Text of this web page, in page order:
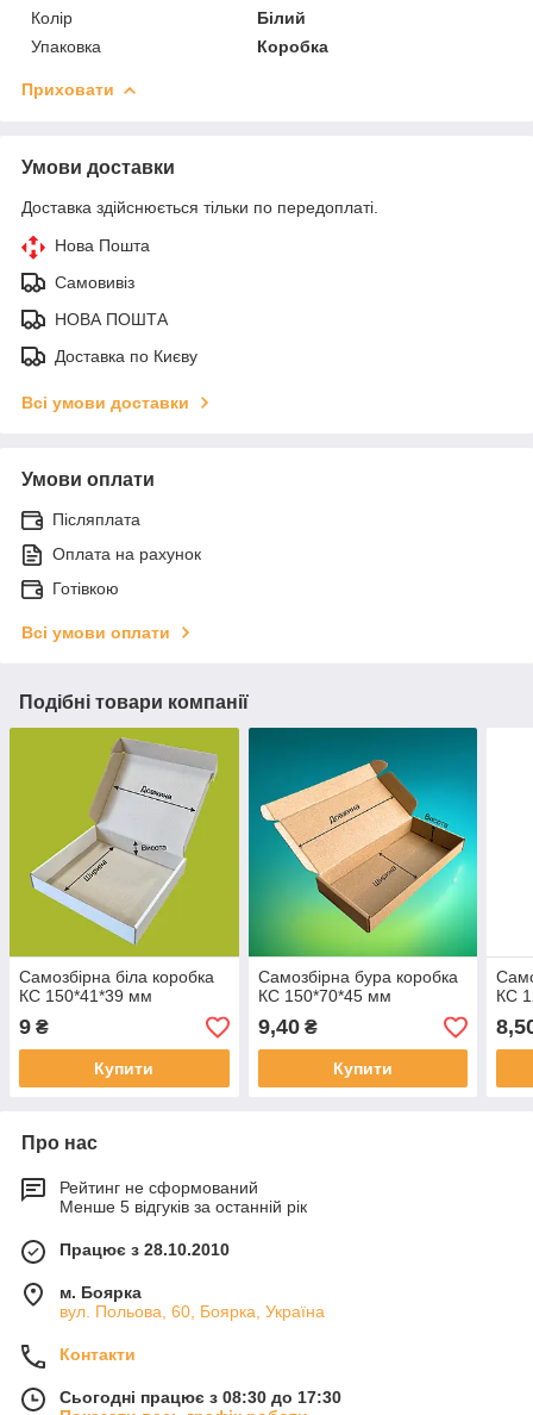
Колір
Білий
Упаковка
Коробка
Приховати
Умови доставки
Доставка здійснюється тільки по передоплаті.
Нова Пошта
Самовивіз
НОВА ПОШТА
Доставка по Києву
Всі умови доставки
Умови оплати
Післяплата
Оплата на рахунок
Готівкою
Всі умови оплати
Подібні товари компанії
Самозбірна біла коробка
КС 150*41*39 мм
9 ₴
Купити
Самозбірна бура коробка
КС 150*70*45 мм
9,40₴
Купити
КС
Про нас
Рейтинг не сформований
Менше 5 відгуків за останній рік
Працює з 28.10.2010
м. Боярка
вул. Польова, 60, Боярка, Україна
Контакти
Сьогодні працює з 08:30 до 17:30